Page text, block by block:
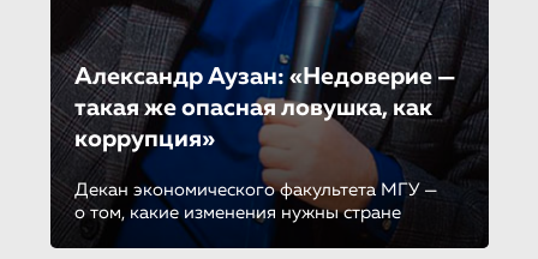
Александр Аузан: «Недоверие —
такая же опасная ловушка, как
коррупция»
Декан экономического факультета МГУ —
о том, какие изменения нужны стране